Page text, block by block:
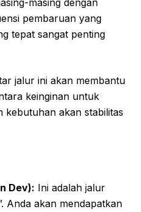
pembaruan yang
tepat sangat penting
jalur ini akan membantu
keinginan untuk
kebutuhan akan stabilitas
Dev): Ini adalah jalur
Anda akan mendapatkan